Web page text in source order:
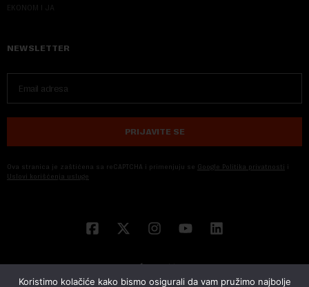
EKONOM I JA
NEWSLETTER
PRIJAVITE SE
Ova stranica je zaštićena sa reCAPTCHA i primenjuju se Google Politika privatnosti i
Uslovi korišćenja usluge
Koristimo kolačiće kako bismo osigurali da vam pružimo najbolje